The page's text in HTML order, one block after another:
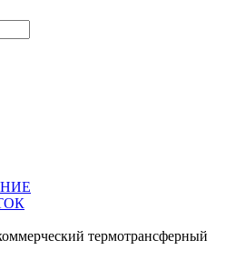
термотрансферный